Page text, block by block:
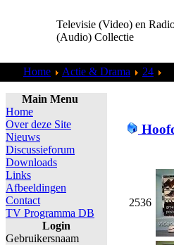
Televisie (Video) en
(Audio) Collectie
Home Actie & Drama 24
Main Menu
Home
Over deze Site
Nieuws
Discussieforum
Downloads
Links
Afbeeldingen
Contact
TV Programma DB
Login
Gebruikersnaam
2536